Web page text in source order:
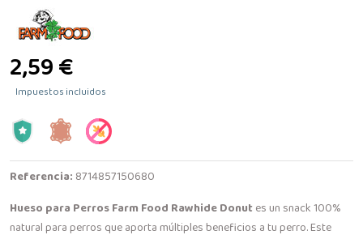
2,59 €
Impuestos incluidos
Referencia: 8714857150680
Hueso para Perros Farm Food Rawhide Donutes un snack 100%
natural para perros que aporta múltiples beneficios a tu perro. Este